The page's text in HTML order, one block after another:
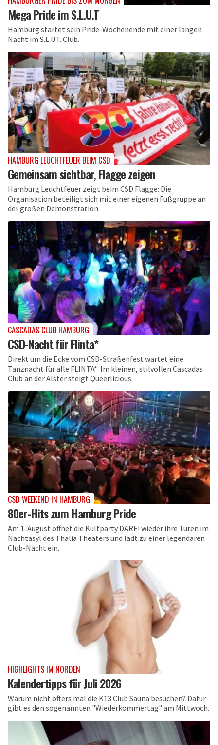
Mega Pride im S.L.U.T
Hamburg startet sein Pride-Wochenende mit einer langen
Nacht im S.L.U.T. Club.
HAMBURG LEUCHTFEUER BEIM CSD
Gemeinsam sichtbar, Flagge zeigen
Hamburg Leuchtfeuer zeigt beim CSD Flagge: Die
Organisation beteiligt sich mit einer eigenen Fußgruppe an
der großen Demonstration.
CASCADAS CLUB HAMBURG
CSD-Nacht für Flinta*
Direkt um die Ecke vom CSD-Straßenfest wartet eine
Tanznacht für alle FLINTA*. Im kleinen, stilvollen Cascadas
Club an der Alster steigt Queerlicious.
CSD WEEKEND IN HAMBURG
80er-Hits zum Hamburg Pride
Am 1. August öffnet die Kultparty DARE! wieder ihre Türen im
Nachtasyl des Thalia Theaters und lädt zu einer legendären
Club-Nacht ein.
HIGHLIGHTS IM NORDEN
Kalendertipps für Juli 2026
Warum nicht öfters mal die K13 Club Sauna besuchen? Dafür
gibt es den sogenannten "Wiederkommertag" am Mittwoch.